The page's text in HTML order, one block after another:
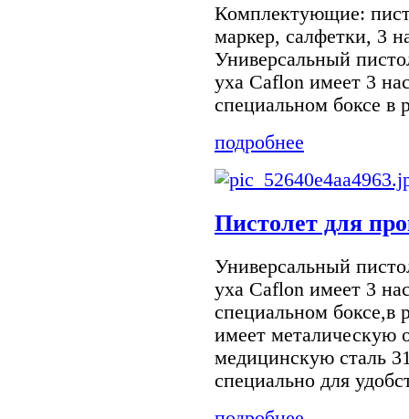
Комплектующие:
маркер, салфетки, 3
Универсальный
уха Caflon имеет 3
специальном боксе в
подробнее
Пистолет для
Универсальный
уха Caflon имеет 3
специальном боксе,в
имеет металическую
медицинскую сталь
специально для